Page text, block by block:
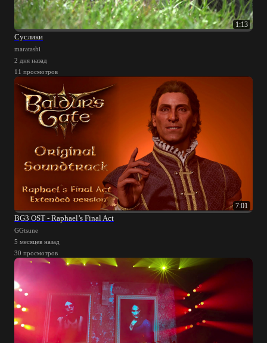
1:13
Суслики
maratashi
2 дня назад
11 просмотров
7:01
BG3 OST - Raphael’s Final Act
GGtsune
5 месяцев назад
30 просмотров